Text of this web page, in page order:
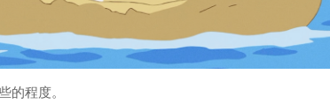
的程度。